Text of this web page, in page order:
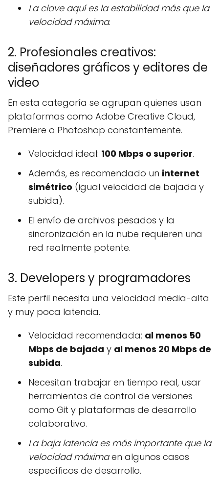
La clave aquí es la estabilidad más que la
velocidad máxima.
2. Profesionales creativos:
diseñadores gráficos y editores de
video
En esta categoría se agrupan quienes usan
plataformas como Adobe Creative Cloud,
Premiere o Photoshop constantemente.
Velocidad ideal: 100 Mbps o superior.
Además, es recomendado un internet
simétrico (igual velocidad de bajada y
subida).
El envío de archivos pesados y la
sincronización en la nube requieren una
red realmente potente.
3. Developers y programadores
Este perfil necesita una velocidad media-alta
y muy poca latencia.
Velocidad recomendada: al menos 50
Mbps de bajada y al menos 20 Mbps de
subida.
Necesitan trabajar en tiempo real, usar
herramientas de control de versiones
como Git y plataformas de desarrollo
colaborativo.
La baja latencia es más importante que la
velocidad máximaen algunos casos
específicos de desarrollo.